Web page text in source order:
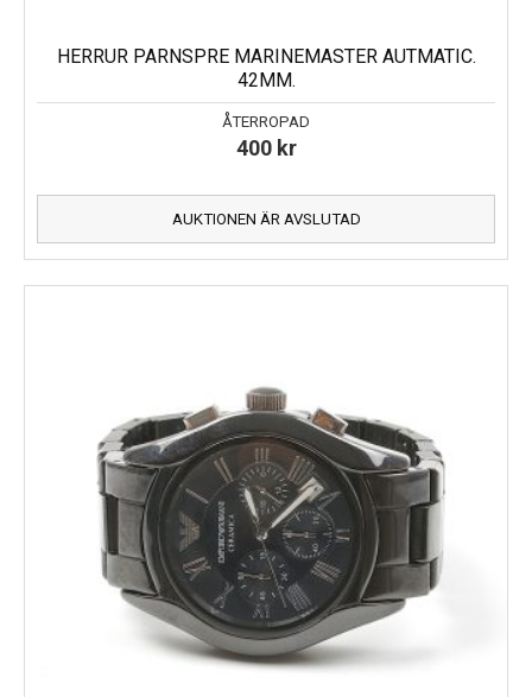
HERRUR PARNSPRE MARINEMASTER AUTMATIC.
42MM.
ÅTERROPAD
400 kr
AUKTIONEN ÄR AVSLUTAD